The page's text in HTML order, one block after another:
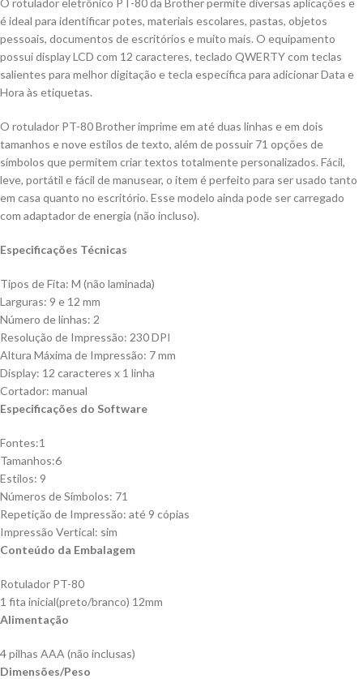
é ideal para identificar potes, materiais escolares, pastas, objetos
pessoais, documentos de escritórios e muito mais. O equipamento
possui display LCD com 12 caracteres, teclado QWERTY com teclas
salientes para melhor digitação e tecla específica para adicionar Data e
Hora às etiquetas.
O rotulador PT-80 Brother imprime em até duas linhas e em dois
tamanhos e nove estilos de texto, além de possuir 71 opções de
símbolos que permitem criar textos totalmente personalizados. Fácil,
leve, portátil e fácil de manusear, o item é perfeito para ser usado tanto
em casa quanto no escritório. Esse modelo ainda pode ser carregado
com adaptador de energia (não incluso).
Especificações Técnicas
Tipos de Fita: M (não laminada)
Larguras: 9 e 12 mm
Número de linhas: 2
Resolução de Impressão: 230 DPI
Altura Máxima de Impressão: 7 mm
Display: 12 caracteres x 1 linha
Cortador: manual
Especificações do Software
Fontes:1
Tamanhos:6
Estilos: 9
Números de Símbolos: 71
Repetição de Impressão: até 9 cópias
Impressão Vertical: sim
Conteúdo da Embalagem
Rotulador PT-80
1 fita inicial(preto/branco) 12mm
Alimentação
4 pilhas AAA (não inclusas)
Dimensões/Peso